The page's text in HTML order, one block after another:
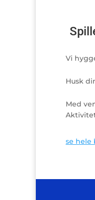
Vi
Husk
Med
se hele